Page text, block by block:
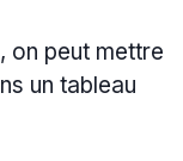
on peut mettre
un tableau